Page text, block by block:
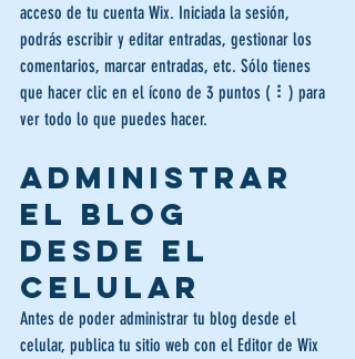
acceso de tu cuenta Wix. Iniciada la sesión,
podrás escribir y editar entradas, gestionar los
comentarios, marcar entradas, etc. Sólo tienes
que hacer clic en el ícono de 3 puntos ( ⠇) para
ver todo lo que puedes hacer.
Administrar
el blog
desde el
celular
Antes de poder administrar tu blog desde el
celular, publica tu sitio web con el Editor de Wix